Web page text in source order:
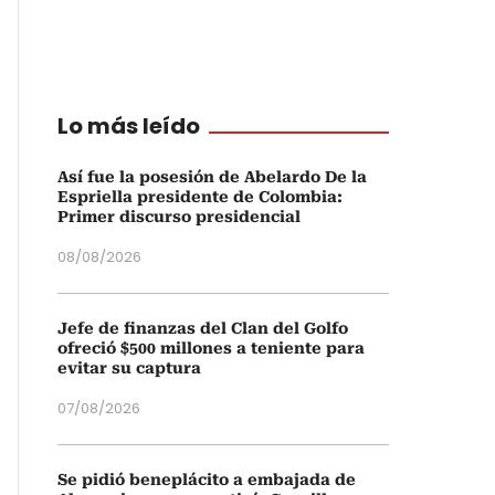
Lo más leído
Así fue la posesión de Abelardo De la
Espriella presidente de Colombia:
Primer discurso presidencial
08/08/2026
Jefe de finanzas del Clan del Golfo
ofreció $500 millones a teniente para
evitar su captura
07/08/2026
Se pidió beneplácito a embajada de